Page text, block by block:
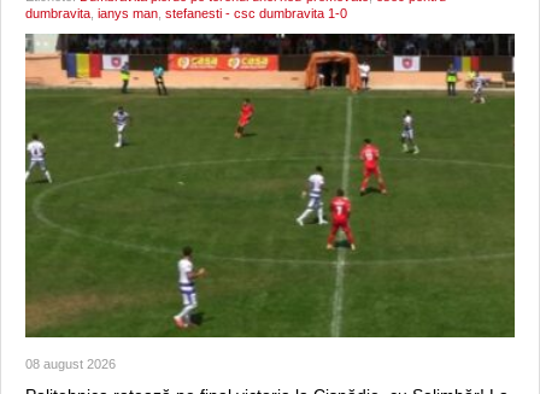
dumbravita ianys man stefanesti - csc dumbravita 1-0
08 august 2026